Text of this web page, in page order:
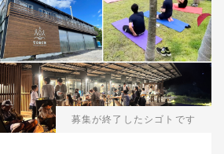
募集が終了したシゴトです